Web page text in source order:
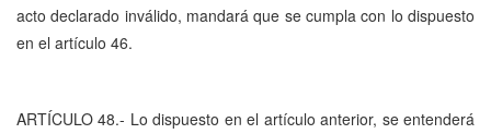
acto declarado inválido, mandará que se cumpla con lo dispuesto
en el artículo 46.
ARTÍCULO 48.- Lo dispuesto en el artículo anterior, se entenderá